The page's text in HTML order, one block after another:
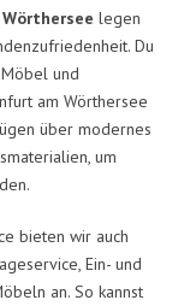
legen
Du
und
am Wörthersee
über modernes
um
bieten wir auch
Ein- und
an. So kannst